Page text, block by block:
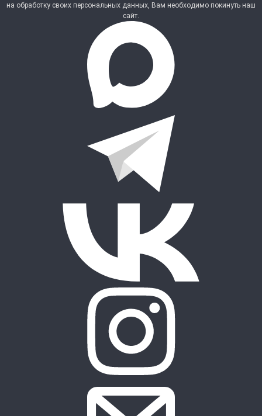
на обработку своих персональных данных, Вам необходимо покинуть наш
сайт.